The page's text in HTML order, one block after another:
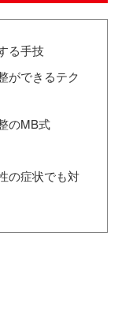
る手技
ができるテク
のMB式
の症状でも対